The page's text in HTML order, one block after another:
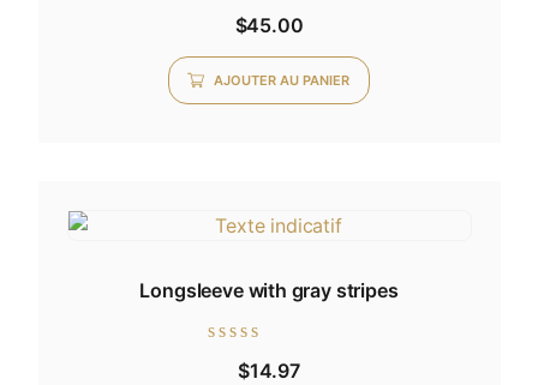
Note
5.00
sur 5
$45.00
AJOUTER AU PANIER
Longsleeve with gray stripes
Note$14.97